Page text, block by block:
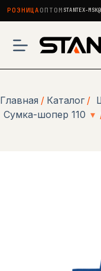
РОЗНИЦА ОПТОМ STANTEX-
сути
Главная / Каталог /
Сумка-шопер 110 ▾